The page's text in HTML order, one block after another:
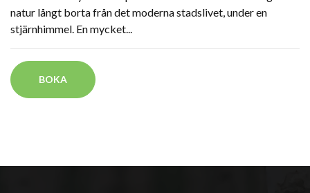
natur långt borta från det moderna stadslivet, under en
stjärnhimmel. En mycket...
BOKA